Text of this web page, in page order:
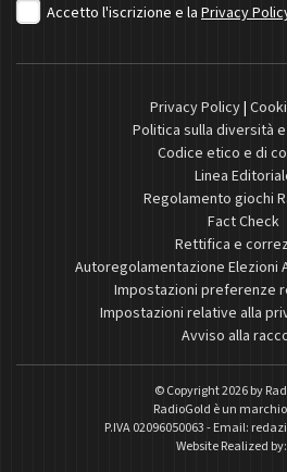
Accetto l'iscrizione e la Privacy
Privacy Policy|
Politica sulla diversità
Codice etico e di
Linea
Regolamento giochi
Fact Check
Rettifica e
Autoregolamentazione Elezioni
Impostazioni preferenze
Impostazioni relative alla
Avviso alla
© Copyright 2026 by
RadioGold è un marchio
P.IVA 02096050063 - Email:
Website Realized by: